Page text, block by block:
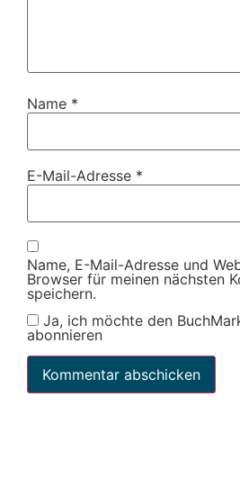
Name *
E-Mail-Adresse *
Name, E-Mail-Adresse und
Browser für meinen nächsten
speichern.
Ja, ich möchte den
abonnieren